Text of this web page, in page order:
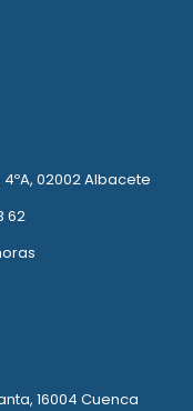
02002 Albacete
62
16004 Cuenca